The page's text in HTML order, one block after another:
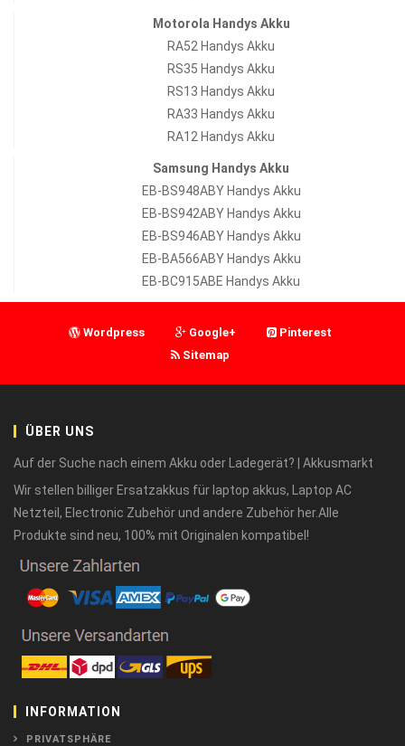
Motorola Handys Akku
RA52 Handys Akku
RS35 Handys Akku
RS13 Handys Akku
RA33 Handys Akku
RA12 Handys Akku
Samsung Handys Akku
EB-BS948ABY Handys Akku
EB-BS942ABY Handys Akku
EB-BS946ABY Handys Akku
EB-BA566ABY Handys Akku
EB-BC915ABE Handys Akku
Wordpress Google+
Pinterest
Sitemap
ÜBER UNS
Auf der Suche nach einem Akku oder Ladegerät? | Akkusmarkt
Wir stellen billiger Ersatzakkus für laptop akkus, Laptop AC
Netzteil, Electronic Zubehör und andere Zubehör her.Alle
Produkte sind neu, 100% mit Originalen kompatibel!
INFORMATION
PRIVATSPHÄRE